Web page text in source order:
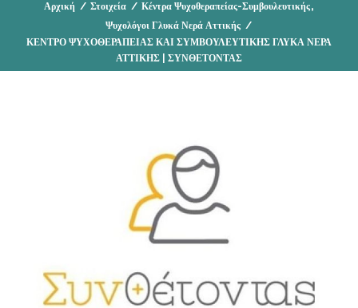
Αρχική / Στοιχεία / Κέντρα Ψυχοθεραπείας-Συμβουλευτικής,
Ψυχολόγοι Γλυκά Νερά Αττικής /
ΚΕΝΤΡΟ ΨΥΧΟΘΕΡΑΠΕΙΑΣ ΚΑΙ ΣΥΜΒΟΥΛΕΥΤΙΚΗΣ ΓΛΥΚΑ ΝΕΡΑ
ΑΤΤΙΚΗΣ | ΣΥΝΘΕΤΟΝΤΑΣ